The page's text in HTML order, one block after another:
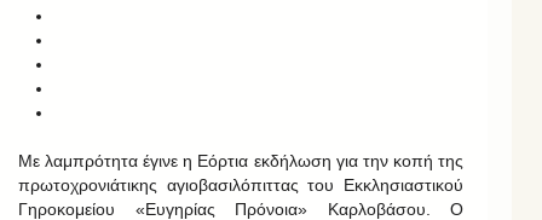
Με λαμπρότητα έγινε η Εόρτια εκδήλωση για την κοπή της
πρωτοχρονιάτικης αγιοβασιλόπιττας του Εκκλησιαστικού
Γηροκομείου «Ευγηρίας Πρόνοια» Καρλοβάσου. Ο